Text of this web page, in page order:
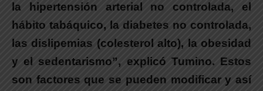
la hipertensión arterial no controlada, el
hábito tabáquico, la diabetes no controlada,
las dislipemias (colesterol alto), la obesidad
y el sedentarismo”, explicó Tumino. Estos
son factores que se pueden modificar y así